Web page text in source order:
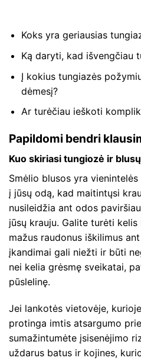
Koks yra geriausias
Ką daryti, kad išvengčiau
Į kokius tungiazės
dėmesį?
Ar turėčiau ieškoti
Papildomi bendri
Kuo skiriasi tungiozė ir
Smėlio blusos yra
į jūsų odą, kad maitintųsi
nusileidžia ant odos
jūsų krauju. Galite turėti
mažus raudonus iškilimus
įkandimai gali niežti ir būti
nei kelia grėsmę sveikatai,
pūslelinę.
Jei lankotės vietovėje,
protinga imtis atsargumo
sumažintumėte įsisenėjimo
uždarus batus ir kojines,